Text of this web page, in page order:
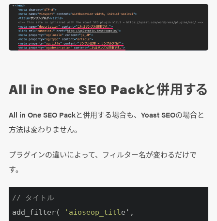
All in One SEO Packと併用する
All in One SEO Packと併用する場合も、Yoast SEOの場合と
方法は変わりません。
プラグインの違いによって、フィルター名が変わるだけで
す。
// タイトル
add_filter(
'aioseop_titl